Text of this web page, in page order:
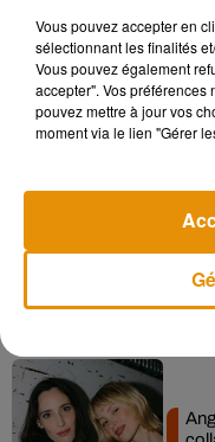
Si vous avez croisé les
victime de ces
Vous pouvez accepter en
sélectionnant les finalités
Vous pouvez également
accepter". Vos préférences
pouvez mettre à jour vos
moment via le lien "Gérer